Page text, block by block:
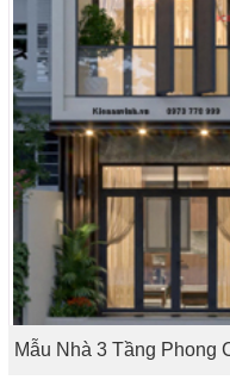
Mẫu Nhà 3 Tầng Phong